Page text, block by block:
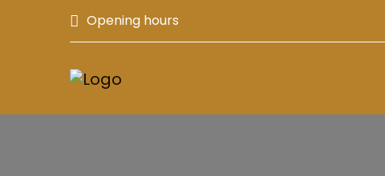
Opening hours